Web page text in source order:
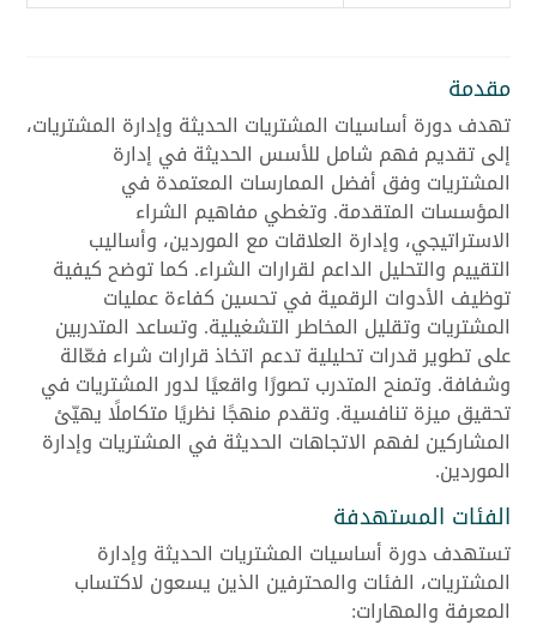
مقدمة
تهدف دورة أساسيات المشتريات الحديثة وإدارة المشتريات،
إلى تقديم فهم شامل للأسس الحديثة في إدارة
المشتريات وفق أفضل الممارسات المعتمدة في
المؤسسات المتقدمة. وتغطي مفاهيم الشراء
الاستراتيجي، وإدارة العلاقات مع الموردين، وأساليب
التقييم والتحليل الداعم لقرارات الشراء. كما توضح كيفية
توظيف الأدوات الرقمية في تحسين كفاءة عمليات
المشتريات وتقليل المخاطر التشغيلية. وتساعد المتدربين
على تطوير قدرات تحليلية تدعم اتخاذ قرارات شراء فعّالة
وشفافة. وتمنح المتدرب تصورًا واقعيًا لدور المشتريات في
تحقيق ميزة تنافسية. وتقدم منهجًا نظريًا متكاملًا يهيّئ
المشاركين لفهم الاتجاهات الحديثة في المشتريات وإدارة
الموردين.
الفئات المستهدفة
تستهدف دورة أساسيات المشتريات الحديثة وإدارة
المشتريات، الفئات والمحترفين الذين يسعون لاكتساب
المعرفة والمهارات: